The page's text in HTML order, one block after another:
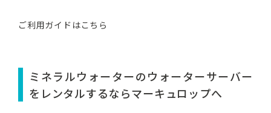
ご利用ガイドはこちら
ミネラルウォーターのウォーターサーバー
をレンタルするならマーキュロップへ